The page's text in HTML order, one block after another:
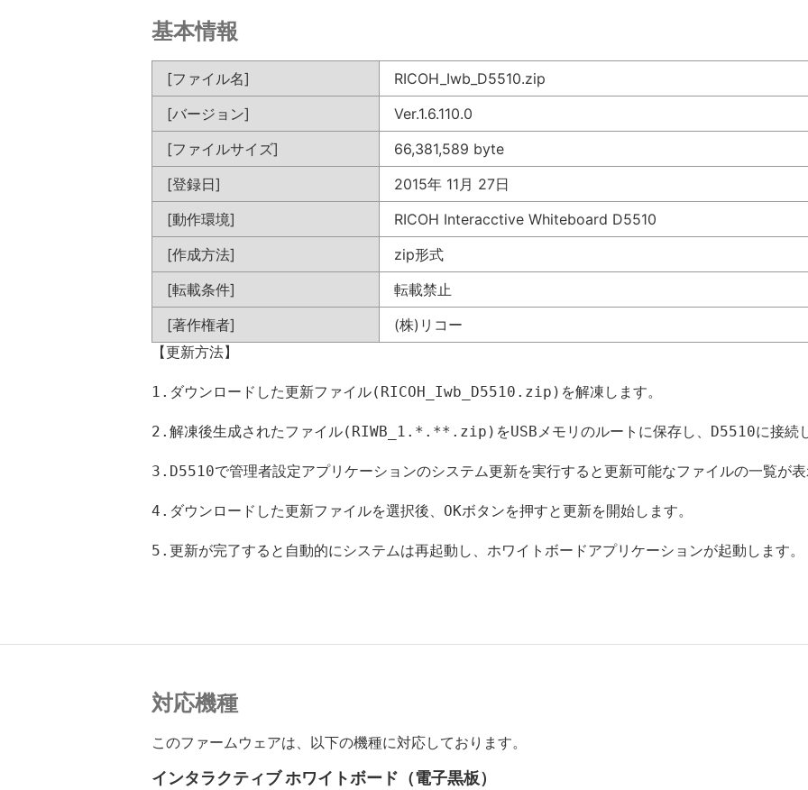
基本情報
[ファイル名]
RICOH_Iwb_D5510.zip
[バージョン]
Ver.1.6.110.0
[ファイルサイズ]
66,381,589 byte
[登録日]
2015年 11月 27日
[動作環境]
RICOH Interacctive Whiteboard D5510
[作成方法]
zip形式
[転載条件]
転載禁止
[著作権者]
(株)リコー
【更新方法】
1.ダウンロードした更新ファイル(RICOH_Iwb_D5510.zip)を解凍します。
2.解凍後生成されたファイル(RIWB_1.*.**.zip)をUSBメモリのルートに保存し、D5510に接続し
3.D5510で管理者設定アプリケーションのシステム更新を実行すると更新可能なファイルの一覧が表
4.ダウンロードした更新ファイルを選択後、OKボタンを押すと更新を開始します。
5.更新が完了すると自動的にシステムは再起動し、ホワイトボードアプリケーションが起動します。
対応機種
このファームウェアは、以下の機種に対応しております。
インタラクティブ ホワイトボード（電子黒板）